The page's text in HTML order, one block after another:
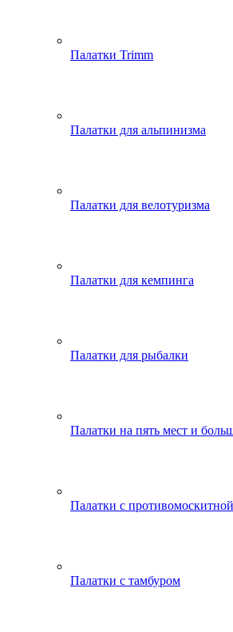
Палатки Trimm
Палатки для альпинизма
Палатки для велотуризма
Палатки для кемпинга
Палатки для рыбалки
Палатки на пять мест и
Палатки с
Палатки с тамбуром